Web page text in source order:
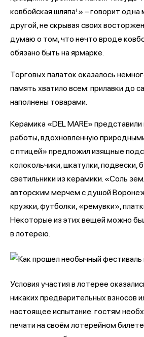
ковбойская шляпа!» – говорит
другой, не скрывая своих
думаю о том, что нечто вроде
обязано быть на ярмарке.
Торговых палаток оказалось
память хватило всем: прилавки до
наполнены товарами.
Керамика «DEL MARE»
работы, вдохновленную
с птицей» предложил изящные
колокольчики, шкатулки, подвески,
светильники из керамики. «Соль
авторским мерчем с душой
кружки, футболки, «ремувки»,
Некоторые из этих вещей можно
в лотерею.
Условия участия в лотерее
никаких предварительных взносов
настоящее испытание: гостям
печати на своём лотерейном